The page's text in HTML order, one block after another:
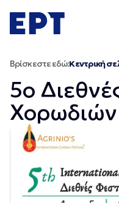
σε
περιεχόμενο
Βρίσκεστε εδώ:Κεντρική
5ο
Χορωδιών